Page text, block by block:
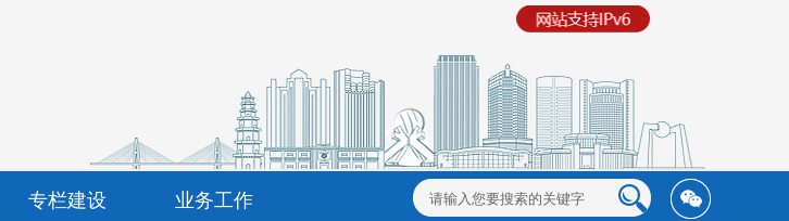
专栏建设 业务工作